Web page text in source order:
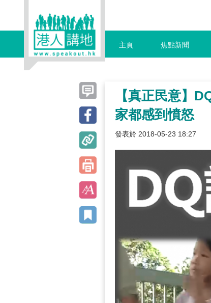
主頁 焦點新聞
【真正民意】
家都感到憤怒
發表於 2018-05-23 18:27